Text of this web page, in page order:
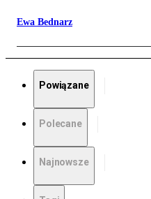
Ewa Bednarz
Powiązane
Polecane
Najnowsze